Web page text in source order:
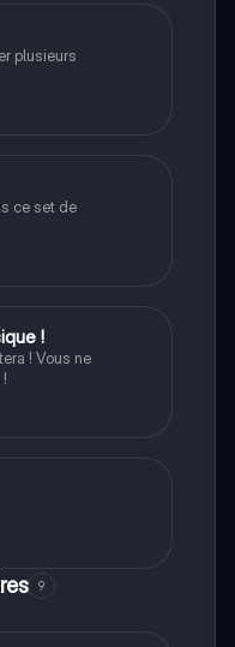
plusieurs
ce set de
!
! Vous ne
9